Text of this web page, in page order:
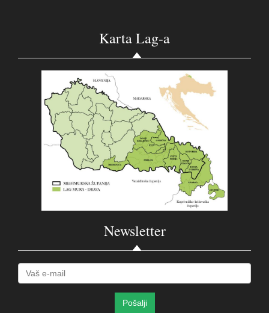
Karta Lag-a
Newsletter